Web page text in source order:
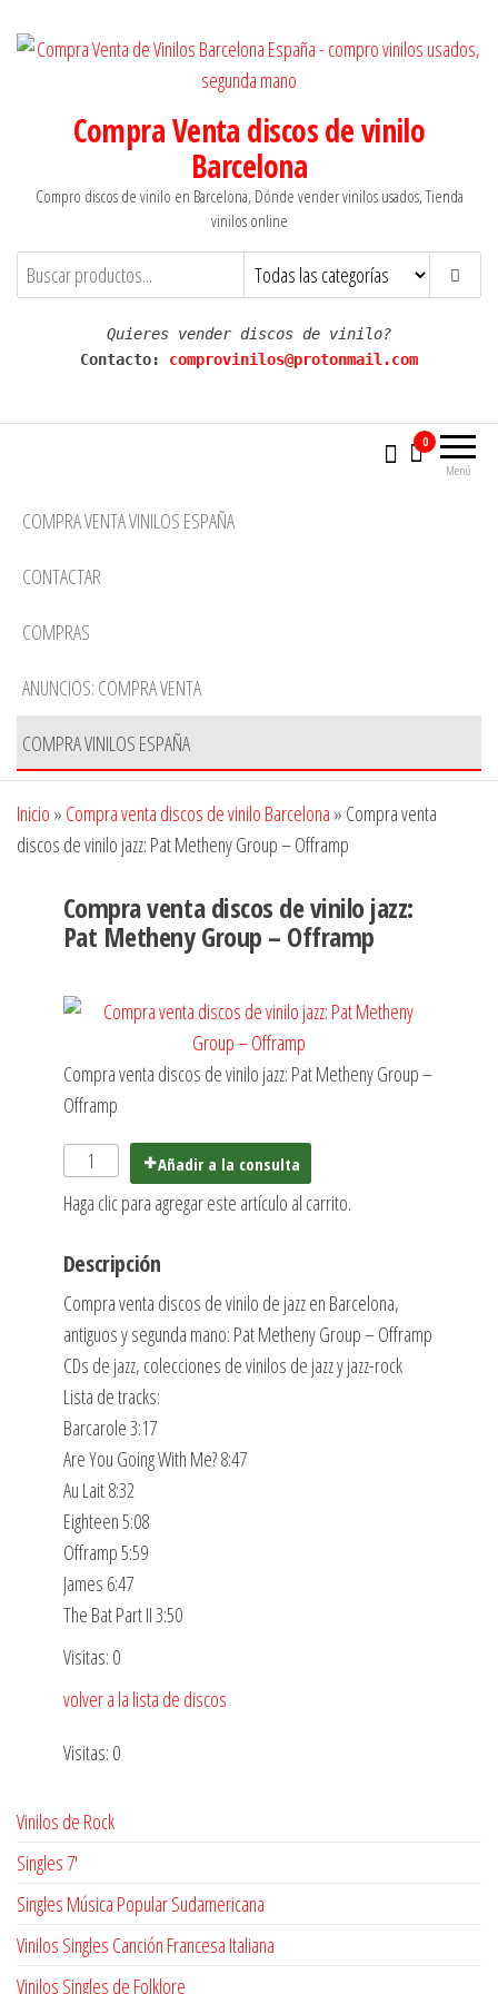
Compra Venta discos de vinilo
Barcelona
Compro discos de vinilo en Barcelona, Dónde vender vinilos usados, Tienda
vinilos online
Quieres vender discos de vinilo?
Contacto: comprovinilos@protonmail.com
Menú
0
COMPRA VENTA VINILOS ESPAÑA
CONTACTAR
COMPRAS
ANUNCIOS: COMPRA VENTA
COMPRA VINILOS ESPAÑA
Inicio » Compra venta discos de vinilo Barcelona » Compra venta
discos de vinilo jazz: Pat Metheny Group ‎– Offramp
Compra venta discos de vinilo jazz:
Pat Metheny Group ‎– Offramp
Compra venta discos de vinilo jazz: Pat Metheny Group ‎–
Offramp
Añadir a la consulta
Haga clic para agregar este artículo al carrito.
Descripción
Compra venta discos de vinilo de jazz en Barcelona,
antiguos y segunda mano: Pat Metheny Group ‎– Offramp
CDs de jazz, colecciones de vinilos de jazz y jazz-rock
Lista de tracks:
Barcarole 3:17
Are You Going With Me? 8:47
Au Lait 8:32
Eighteen 5:08
Offramp 5:59
James 6:47
The Bat Part II 3:50
Visitas: 0
volver a la lista de discos
Visitas: 0
Vinilos de Rock
Singles 7'
Singles Música Popular Sudamericana
Vinilos Singles Canción Francesa Italiana
Vinilos Singles de Folklore